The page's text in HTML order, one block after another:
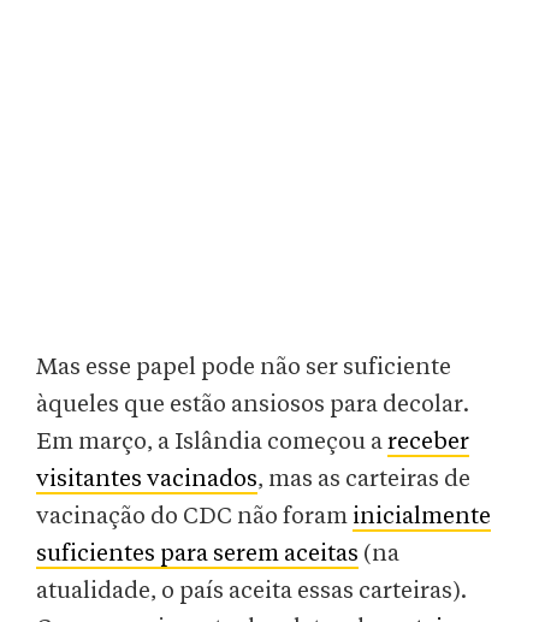
Mas esse papel pode não ser suficiente
àqueles que estão ansiosos para decolar.
Em março, a Islândia começou areceber
visitantes vacinados, mas as carteiras de
vacinação do CDC não foram inicialmente
suficientes para serem aceitas (na
atualidade, o país aceita essas carteiras).